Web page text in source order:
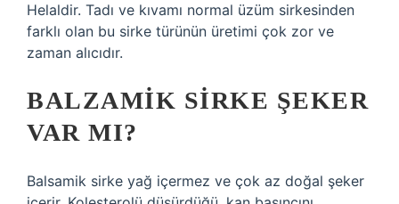
Helaldir. Tadı ve kıvamı normal üzüm sirkesinden
farklı olan bu sirke türünün üretimi çok zor ve
zaman alıcıdır.
BALZAMIK SIRKE ŞEKER
VAR MI?
Balsamik sirke yağ içermez ve çok az doğal şeker